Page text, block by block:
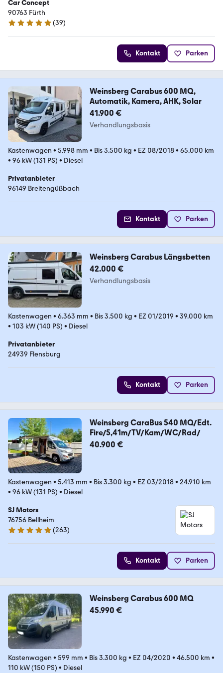
Car Concept
90763 Fürth
5 Sterne
(39)
Kontakt Parken
Weinsberg Carabus 600 MQ,
Automatik, Kamera, AHK, Solar
41.900 €
Verhandlungsbasis
Kastenwagen • 5.998 mm • Bis 3.500 kg • EZ 08/2018• 65.000 km
• 96 kW (131 PS) • Diesel
Privatanbieter
96149 Breitengüßbach
Kontakt Parken
Weinsberg Carabus Längsbetten
42.000 €
Verhandlungsbasis
Kastenwagen • 6.363 mm • Bis 3.500 kg • EZ 01/2019 • 39.000 km
• 103 kW (140 PS) • Diesel
Privatanbieter
24939 Flensburg
Kontakt Parken
Weinsberg CaraBus 540 MQ/Edt.
Fire/5,41m/TV/Kam/WC/Rad/
40.900 €
Kastenwagen • 5.413 mm • Bis 3.300 kg • EZ 03/2018• 24.910 km
• 96 kW (131 PS) • Diesel
SJ Motors
76756 Bellheim
4.8 Sterne
(263)
Kontakt Parken
Weinsberg Carabus 600 MQ
45.990 €
Kastenwagen • 599 mm • Bis 3.300 kg • EZ 04/2020 • 46.500 km •
110 kW (150 PS) • Diesel